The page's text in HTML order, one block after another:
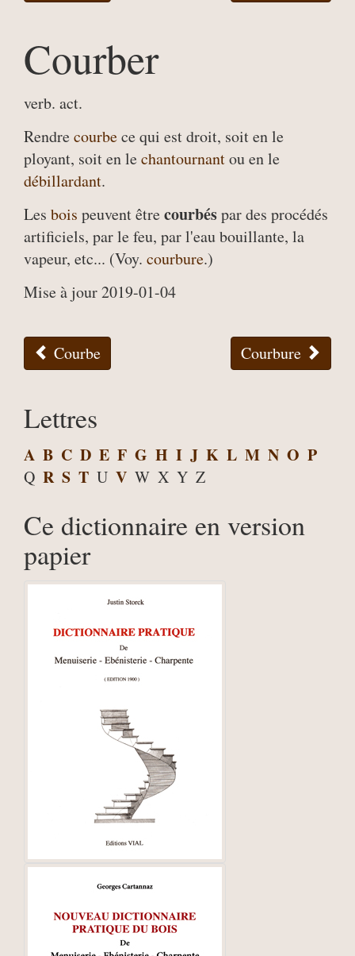
Courber
verb. act.
Rendrecourbece qui est droit, soit en le
ployant, soit en lechantournantou en le
débillardant.
Les bois peuvent êtrecourbéspar des procédés
artificiels, par le feu, par l'eau bouillante, la
vapeur, etc... (Voy. courbure.)
Mise à jour 2019-01-04
Courbe Courbure
Lettres
A B C D E F G H I J K L M N O P
Q R S T U V W X Y Z
Ce dictionnaire en version
papier